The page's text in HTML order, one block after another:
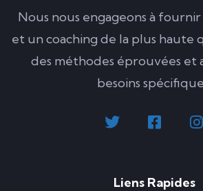
Nous nous engageons à
et un coaching de la plus haute
des méthodes éprouvées et
besoins
Liens Rapides